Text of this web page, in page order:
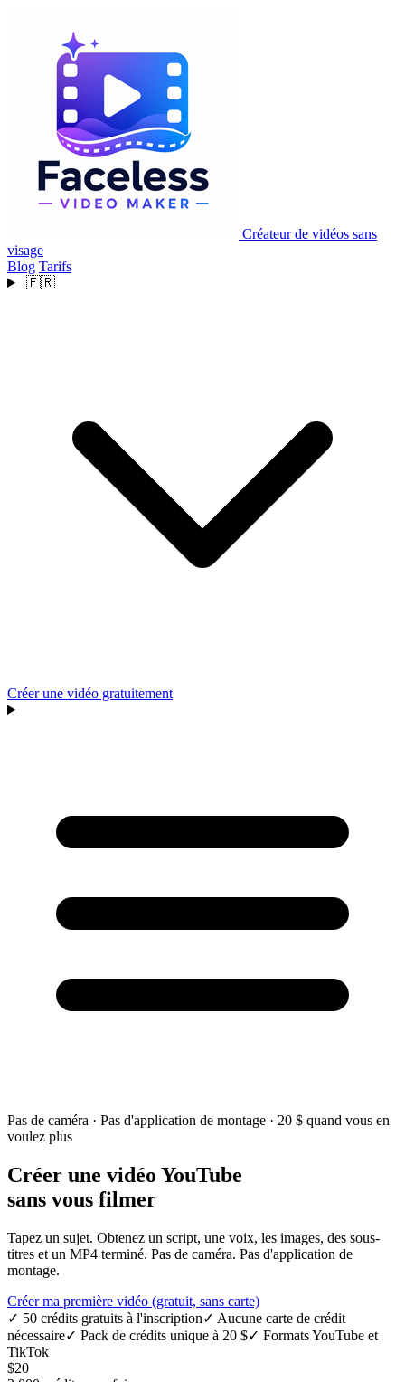
Créateur de vidéos sans
visage
Blog Tarifs
🇫🇷
Créer une vidéo gratuitement
Pas de caméra · Pas d'application de montage · 20 $ quand vous en
voulez plus
Créer une vidéo YouTube
sans vous filmer
Tapez un sujet. Obtenez un script, une voix, les images, des sous-
titres et un MP4 terminé. Pas de caméra. Pas d'application de
montage.
Créer ma première vidéo (gratuit, sans carte)
✓ 50 crédits gratuits à l'inscription✓ Aucune carte de crédit
nécessaire✓ Pack de crédits unique à 20 $✓ Formats YouTube et
TikTok
$20